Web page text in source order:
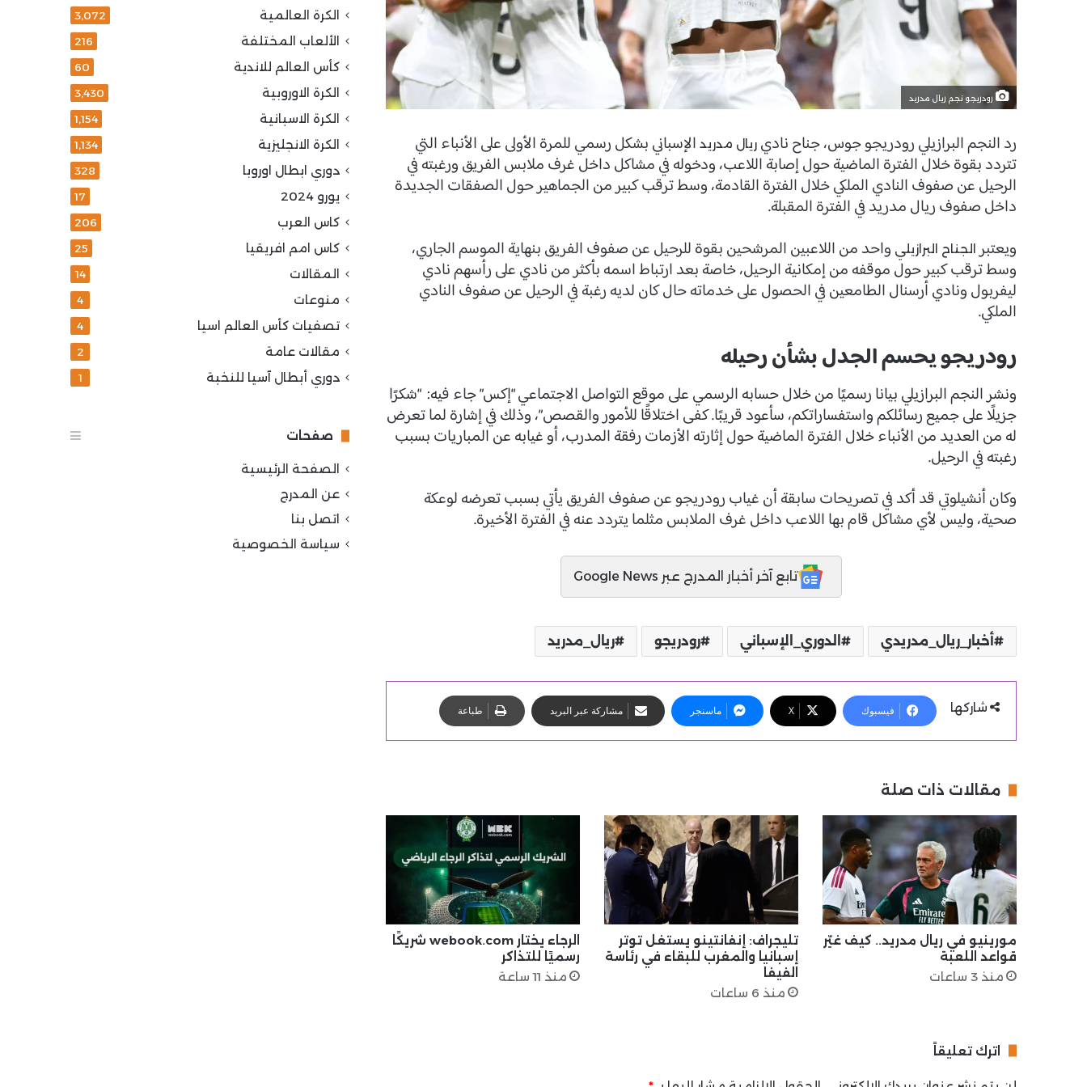
رودريجو نجم ريال مدريد
رد النجم البرازيلي رودريجو جوس، جناح نادي ريال مدريد الإسباني بشكل رسمي للمرة الأولى على الأنباء التي
تتردد بقوة خلال الفترة الماضية حول إصابة اللاعب، ودخوله في مشاكل داخل غرف ملابس الفريق ورغبته في
الرحيل عن صفوف النادي الملكي خلال الفترة القادمة، وسط ترقب كبير من الجماهير حول الصفقات الجديدة
داخل صفوف ريال مدريد في الفترة المقبلة.
ويعتبر الجناح البرازيلي واحد من اللاعبين المرشحين بقوة للرحيل عن صفوف الفريق بنهاية الموسم الجاري،
وسط ترقب كبير حول موقفه من إمكانية الرحيل، خاصة بعد ارتباط اسمه بأكثر من نادي على رأسهم نادي
ليفربول ونادي أرسنال الطامعين في الحصول على خدماته حال كان لديه رغبة في الرحيل عن صفوف النادي
الملكي.
رودريجو يحسم الجدل بشأن رحيله
ونشر النجم البرازيلي بيانا رسميًا من خلال حسابه الرسمي على موقع التواصل الاجتماعي “إكس” جاء فيه: “شكرًا
جزيلًا على جميع رسائلكم واستفساراتكم، سأعود قريبًا. كفى اختلاقًا للأمور والقصص”، وذلك في إشارة لما تعرض
له من العديد من الأنباء خلال الفترة الماضية حول إثارته الأزمات رفقة المدرب، أو غيابه عن المباريات بسبب
رغبته في الرحيل.
وكان أنشيلوتي قد أكد في تصريحات سابقة أن غياب رودريجو عن صفوف الفريق يأتي بسبب تعرضه لوعكة
صحية، وليس لأي مشاكل قام بها اللاعب داخل غرف الملابس مثلما يتردد عنه في الفترة الأخيرة.
تابع آخر أخبار المدرج عبر Google News
أخبار_ريال_مدريدي الدوري_الإسباني رودريجو ريال_مدريد
شاركها فيسبوك X ماسنجر مشاركة عبر البريد طباعة
مقالات ذات صلة
مورينيو في ريال مدريد.. كيف غيّر
قواعد اللعبة
منذ 3 ساعات
تليجراف: إنفانتينو يستغل توتر
إسبانيا والمغرب للبقاء في رئاسة
الفيفا
منذ 6 ساعات
الرجاء يختار webook.com شريكًا
رسميًا للتذاكر
منذ 11 ساعة
اترك تعليقاً
الكرة العالمية 3٬072
الألعاب المختلفة 216
كأس العالم للاندية 60
الكرة الاوروبية 3٬430
الكرة الاسبانية 1٬154
الكرة الانجليزية 1٬134
دوري ابطال اوروبا 328
يورو 2024 17
كاس العرب 206
كاس امم افريقيا 25
المقالات 14
منوعات 4
تصفيات كأس العالم اسيا 4
مقالات عامة 2
دوري أبطال آسيا للنخبة 1
صفحات
الصفحة الرئيسية
عن المدرج
اتصل بنا
سياسة الخصوصية